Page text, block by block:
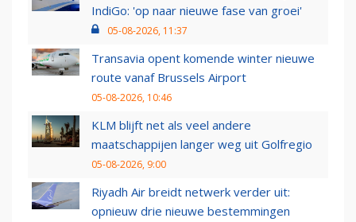
IndiGo: 'op naar nieuwe fase van groei'
05-08-2026, 11:37
Transavia opent komende winter nieuwe
route vanaf Brussels Airport
05-08-2026, 10:46
KLM blijft net als veel andere
maatschappijen langer weg uit Golfregio
05-08-2026, 9:00
Riyadh Air breidt netwerk verder uit:
opnieuw drie nieuwe bestemmingen